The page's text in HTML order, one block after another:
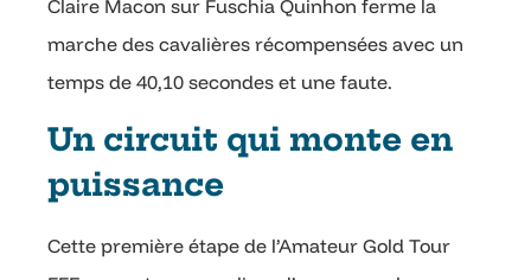
Claire Macon sur Fuschia Quinhon ferme la
marche des cavalières récompensées avec un
temps de 40,10 secondes et une faute.
Un circuit qui monte en
puissance
Cette première étape de l’Amateur Gold Tour